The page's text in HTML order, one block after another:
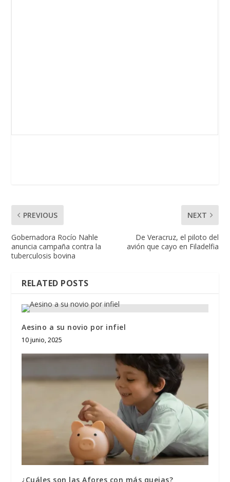
PREVIOUS
Gobernadora Rocío Nahle
anuncia campaña contra la
tuberculosis bovina
NEXT
De Veracruz, el piloto del
avión que cayo en Filadelfia
RELATED POSTS
Aesino a su novio por infiel
10 junio, 2025
¿Cuáles son las Afores con más quejas?